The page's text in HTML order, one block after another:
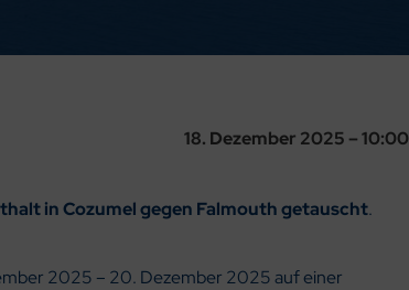
18. Dezember 2025 – 10:00
in Cozumel gegen Falmouth getauscht.
2025 – 20. Dezember 2025 auf einer